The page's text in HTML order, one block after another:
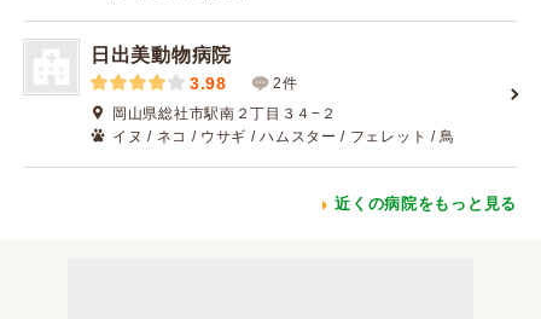
日出美動物病院
3.98
2件
岡山県総社市駅南２丁目３４−２
イヌ / ネコ / ウサギ / ハムスター / フェレット / 鳥
近くの病院をもっと見る